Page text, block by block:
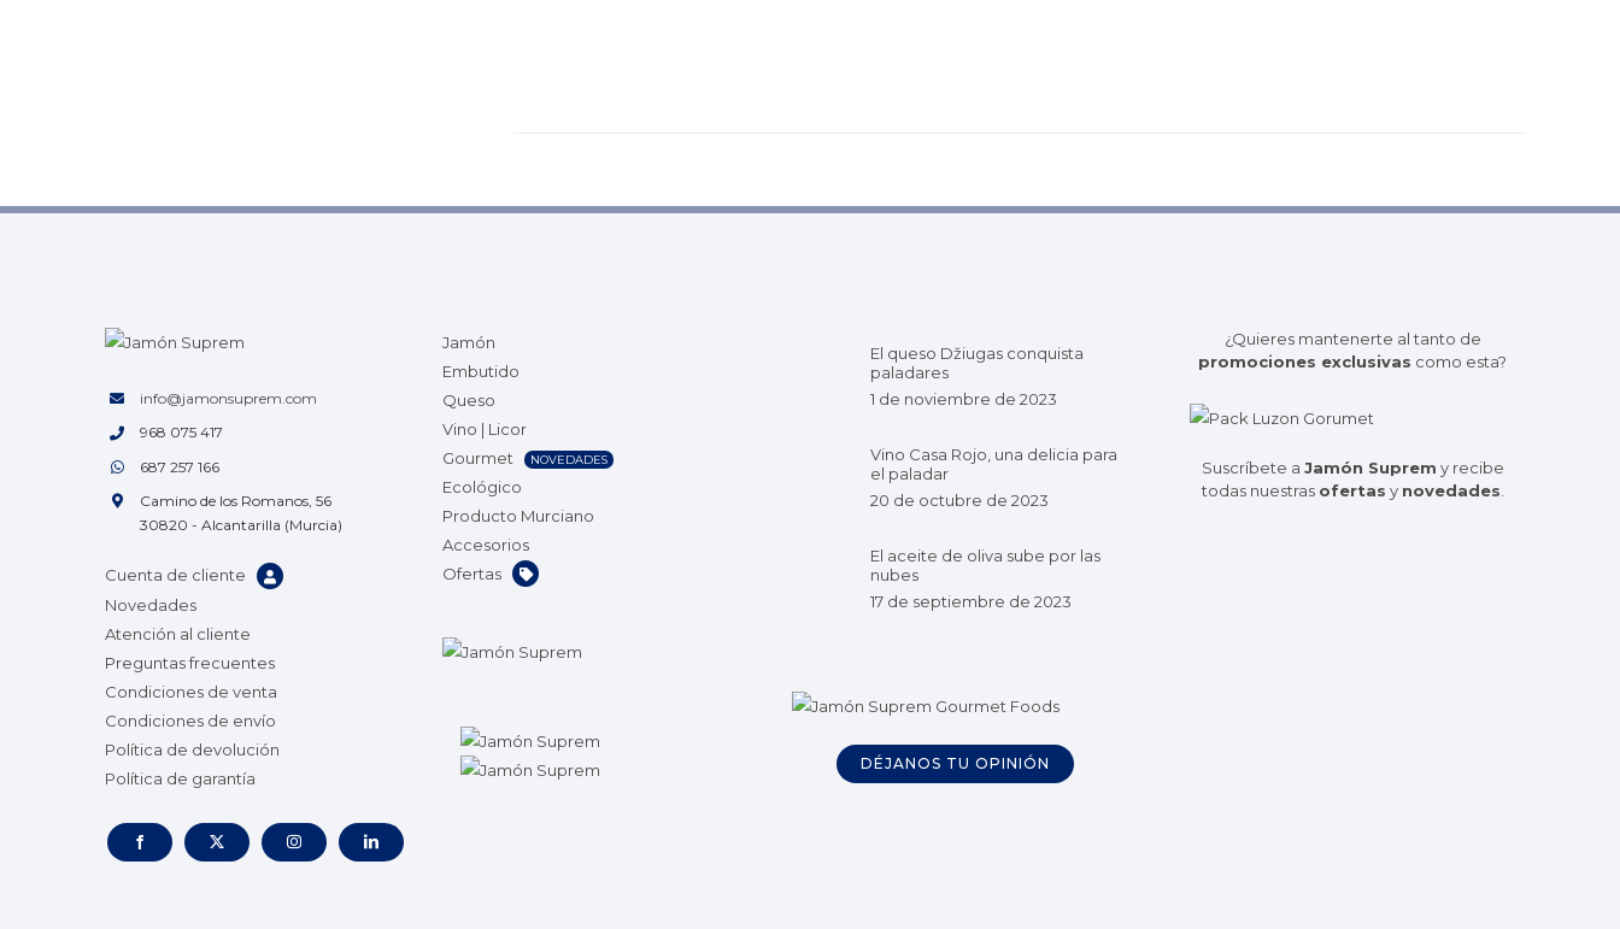
info@jamonsuprem.com
968 075 417
687 257 166
Camino de los Romanos, 56
30820 - Alcantarilla (Murcia)
Cuenta de cliente
Novedades
Atención al cliente
Preguntas frecuentes
Condiciones de venta
Condiciones de envío
Política de devolución
Política de garantía
Jamón
Embutido
Queso
Vino | Licor
Gourmet
NOVEDADES
Ecológico
Producto Murciano
Accesorios
Ofertas
El queso Džiugas conquista
paladares
1 de noviembre de 2023
Vino Casa Rojo, una delicia para
el paladar
20 de octubre de 2023
El aceite de oliva sube por las
nubes
17 de septiembre de 2023
DÉJANOS TU OPINIÓN
¿Quieres mantenerte al tanto de
promociones exclusivas como esta?
Suscríbete a Jamón Suprem y recibe
todas nuestras ofertas y novedades